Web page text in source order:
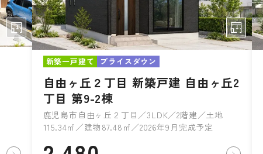
新築一戸建て プライスダウン
自由ヶ丘２丁目 新築戸建 自由ヶ丘2
丁目 第9-2棟
鹿児島市自由ヶ丘２丁目／3LDK／2階建／土地
115.34㎡／建物87.48㎡／2026年9月完成予定